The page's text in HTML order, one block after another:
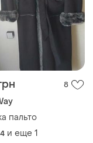
8
пальто
и еще 1